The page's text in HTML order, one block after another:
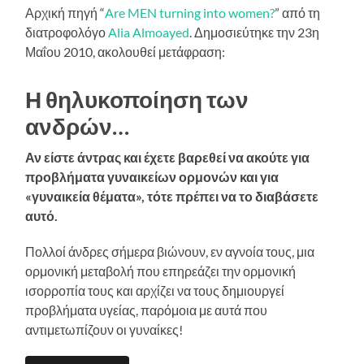
Αρχική πηγή “Are MEN turning into women?” από τη
διατροφολόγοAlia Almoayed. Δημοσιεύτηκε την 23η
Μαΐου 2010, ακολουθεί μετάφραση:
Η θηλυκοποίηση των
ανδρών…
Αν είστε άντρας και έχετε βαρεθεί να ακούτε για
προβλήματα γυναικείων ορμονών και για
«γυναικεία θέματα», τότε πρέπει να το διαβάσετε
αυτό.
Πολλοί άνδρες σήμερα βιώνουν, εν αγνοία τους, μια
ορμονική μεταβολή που επηρεάζει την ορμονική
ισορροπία τους και αρχίζει να τους δημιουργεί
προβλήματα υγείας, παρόμοια με αυτά που
αντιμετωπίζουν οι γυναίκες!